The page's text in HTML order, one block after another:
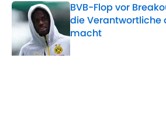
BVB-Flop vor
die
macht
Published by on Invalid